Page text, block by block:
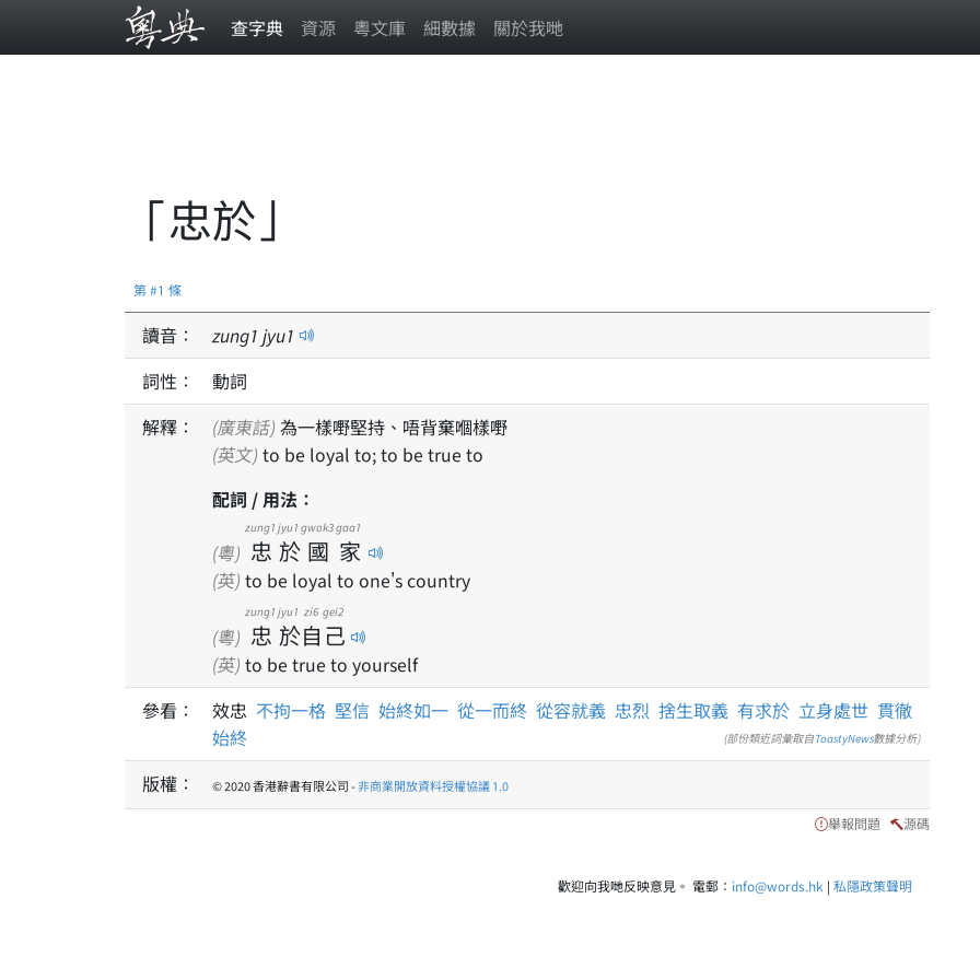
查字典 資源 粵文庫 細數據 關於我哋
「忠於」
第 #1 條
讀音： zung1 jyu1
詞性：
動詞
解釋：
(廣東話) 為一樣嘢堅持、唔背棄嗰樣嘢
(英文) to be loyal to; to be true to
配詞 / 用法：
(粵) 忠
zung1
於
jyu1
國
gwok3
家
gaa1
(英) to be loyal to one's country
(粵) 忠
zung1
於
jyu1
自
zi6
己
gei2
(英) to be true to yourself
參看：
效忠 不拘一格 堅信 始終如一 從一而終 從容就義 忠烈 捨生取義 有求於 立身處世 貫徹
始終
(部份類近詞彙取自ToastyNews數據分析)
版權： © 2020 香港辭書有限公司 -非商業開放資料授權協議 1.0
舉報問題 源碼
歡迎向我哋反映意見。 電郵： info@words.hk | 私隱政策聲明